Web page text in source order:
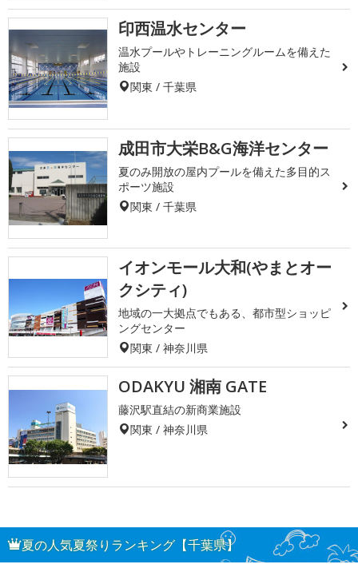
印西温水センター
温水プールやトレーニングルームを備えた
施設
関東 / 千葉県
成田市大栄B&G海洋センター
夏のみ開放の屋内プールを備えた多目的ス
ポーツ施設
関東 / 千葉県
イオンモール大和(やまとオー
クシティ)
地域の一大拠点でもある、都市型ショッピ
ングセンター
関東 / 神奈川県
ODAKYU 湘南 GATE
藤沢駅直結の新商業施設
関東 / 神奈川県
夏の人気夏祭りランキング【千葉県】